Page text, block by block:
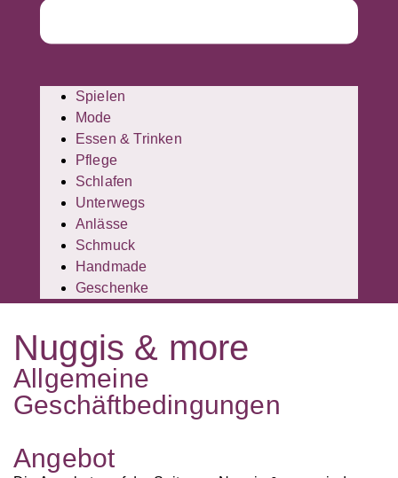
Spielen
Mode
Essen & Trinken
Pflege
Schlafen
Unterwegs
Anlässe
Schmuck
Handmade
Geschenke
Nuggis & more
Allgemeine
Geschäftbedingungen
Angebot